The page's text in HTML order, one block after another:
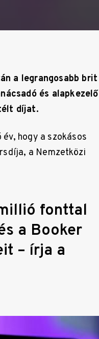
a legrangosabb brit
és alapkezelő
díjat.
hogy a szokásos
a Nemzetközi
fonttal
a Booker
– írja a